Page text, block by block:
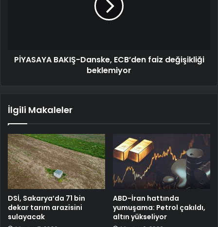
PİYASAYA BAKIŞ-Danske, ECB’den faiz değişikliği
beklemiyor
İlgili Makaleler
DSİ, Sakarya’da 71 bin
dekar tarım arazisini
sulayacak
ABD-İran hattında
yumuşama: Petrol çakıldı,
altın yükseliyor